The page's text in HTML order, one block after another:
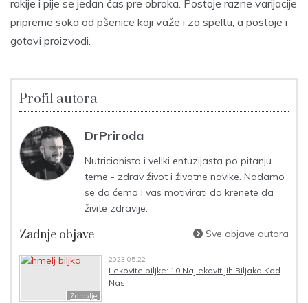
rakije i pije se jedan čas pre obroka. Postoje razne varijacije
pripreme soka od pšenice koji važe i za speltu, a postoje i
gotovi proizvodi.
Profil autora
DrPriroda
Nutricionista i veliki entuzijasta po pitanju
teme - zdrav život i životne navike. Nadamo
se da ćemo i vas motivirati da krenete da
živite zdravije.
Zadnje objave Sve objave autora
Zdravlje
2023.05.22
Lekovite biljke: 10 Najlekovitijih Biljaka Kod
Nas